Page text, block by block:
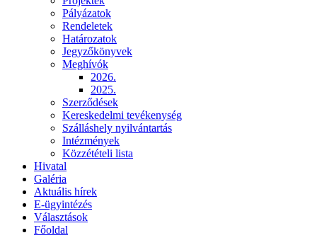
Pályázatok
Rendeletek
Határozatok
Jegyzőkönyvek
Meghívók
2026.
2025.
Szerződések
Kereskedelmi tevékenység
Szálláshely nyilvántartás
Intézmények
Közzétételi lista
Hivatal
Galéria
Aktuális hírek
E-ügyintézés
Választások
Főoldal